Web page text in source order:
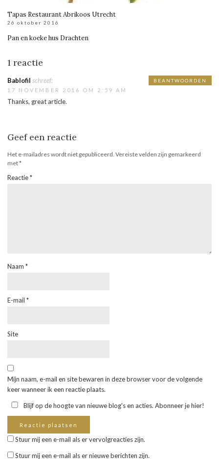
Tapas Restaurant Abrikoos Utrecht
26 oktober 2016
Pan en koeke hus Drachten
1 reactie
Bablofil schreef:
17 NOVEMBER 2016 OM 2:59 AM
Thanks, great article.
BEANTWOORDEN
Geef een reactie
Het e-mailadres wordt niet gepubliceerd. Vereiste velden zijn gemarkeerd
met*
Reactie*
Naam *
E-mail *
Site
Mijn naam, e-mail en site bewaren in deze browser voor de volgende
keer wanneer ik een reactie plaats.
Blijf op de hoogte van nieuwe blog's en acties. Abonneer je hier!
Stuur mij een e-mail als er vervolgreacties zijn.
Stuur mij een e-mail als er nieuwe berichten zijn.